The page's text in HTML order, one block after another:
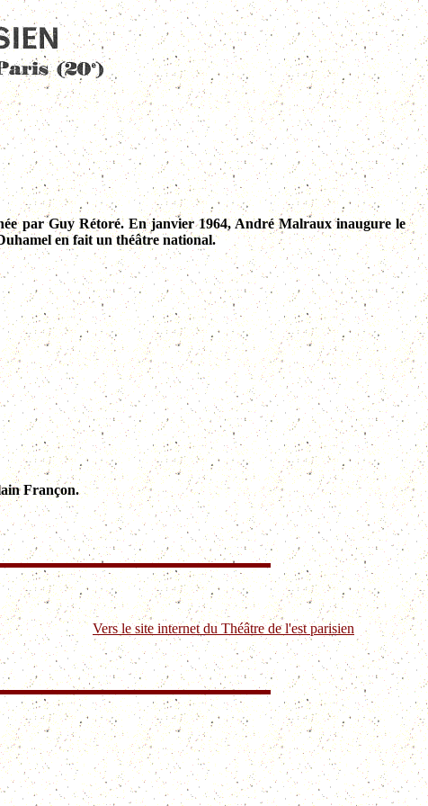
par Guy Rétoré. En janvier 1964, André Malraux inaugure le
en fait un théâtre national.
Françon.
Vers le site internet du Théâtre de l'est parisien